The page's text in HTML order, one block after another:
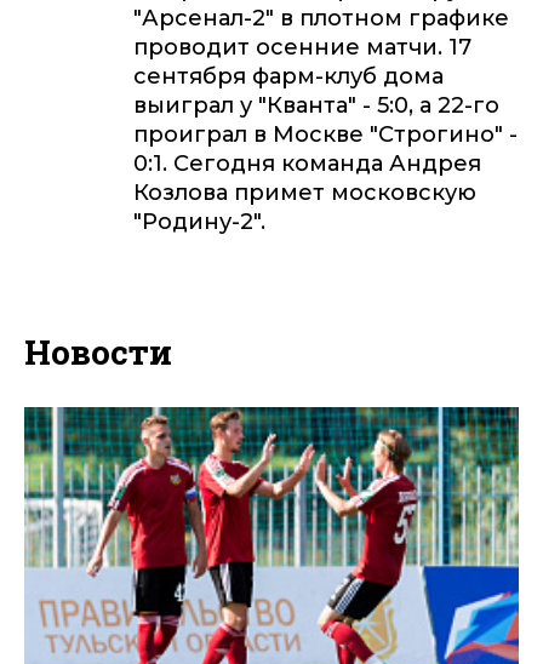
"Арсенал-2" в плотном графике
проводит осенние матчи. 17
сентября фарм-клуб дома
выиграл у "Кванта" - 5:0, а 22-го
проиграл в Москве "Строгино" -
0:1. Сегодня команда Андрея
Козлова примет московскую
"Родину-2".
Новости